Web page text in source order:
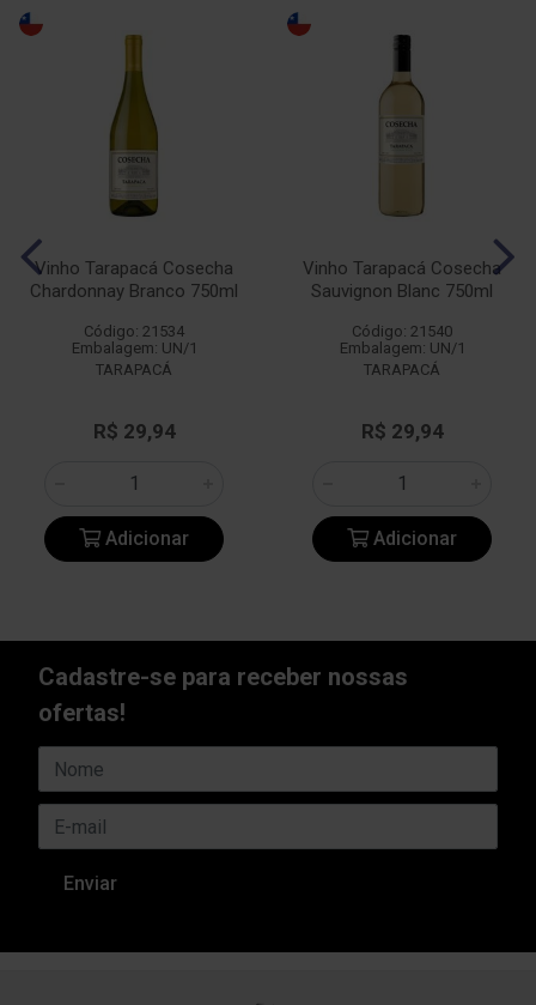
Vinho Tarapacá Cosecha
Chardonnay Branco 750ml
Código: 21534
Embalagem: UN/1
TARAPACÁ
R$ 29,94
Adicionar
Vinho Tarapacá Cosecha
Sauvignon Blanc 750ml
Código: 21540
Embalagem: UN/1
TARAPACÁ
R$ 29,94
Adicionar
Cadastre-se para receber nossas
ofertas!